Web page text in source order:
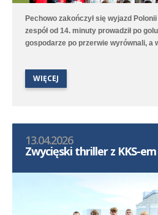
Pechowo zakończył się wyjazd
zespół od 14. minuty prowadził po
gospodarze po przerwie wyrównali, a
Trans II Stare Oborzyska. Hat
Jan Marciniak.
WIĘCEJ
13.04.2026
Zwycięski thriller z KKS-em